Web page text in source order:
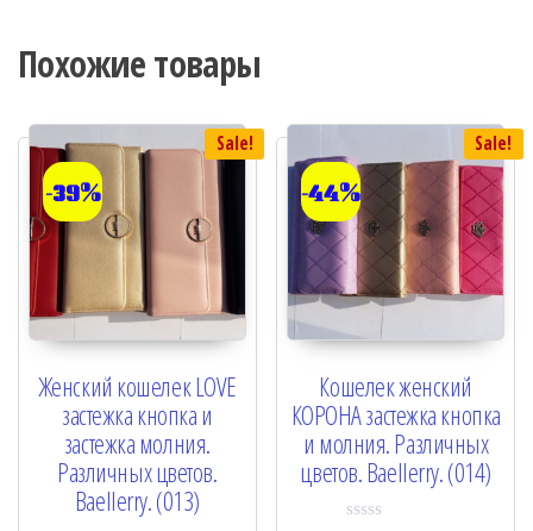
Похожие товары
Sale!
-39%
Женский кошелек LOVE
застежка кнопка и
застежка молния.
Различных цветов.
Baellerry. (013)
Sale!
-44%
Кошелек женский
КОРОНА застежка кнопка
и молния. Различных
цветов. Baellerry. (014)